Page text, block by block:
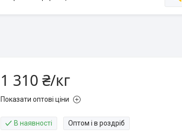
1 310 ₴/кг
Показати оптові ціни
В наявності Оптом і в роздріб